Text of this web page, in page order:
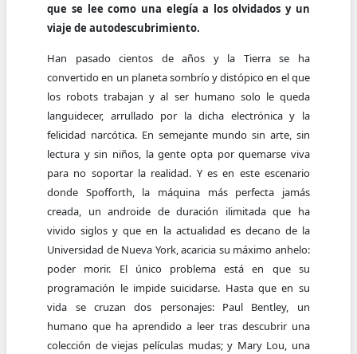
que se lee como una elegía a los olvidados y un
viaje de autodescubrimiento.
Han pasado cientos de años y la Tierra se ha
convertido en un planeta sombrío y distópico en el que
los robots trabajan y al ser humano solo le queda
languidecer, arrullado por la dicha electrónica y la
felicidad narcótica. En semejante mundo sin arte, sin
lectura y sin niños, la gente opta por quemarse viva
para no soportar la realidad. Y es en este escenario
donde Spofforth, la máquina más perfecta jamás
creada, un androide de duración ilimitada que ha
vivido siglos y que en la actualidad es decano de la
Universidad de Nueva York, acaricia su máximo anhelo:
poder morir. El único problema está en que su
programación le impide suicidarse. Hasta que en su
vida se cruzan dos personajes: Paul Bentley, un
humano que ha aprendido a leer tras descubrir una
colección de viejas películas mudas; y Mary Lou, una